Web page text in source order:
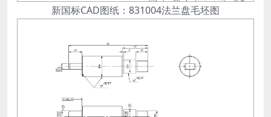
新国标CAD图纸：831004法兰盘毛坯图